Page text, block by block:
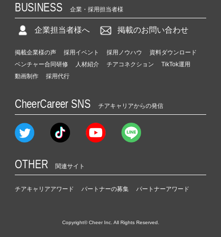
BUSINESS 企業・採用担当者様
企業担当者様へ 掲載のお問い合わせ
掲載企業様の声 採用イベント 採用ノウハウ
資料ダウンロード
ベンチャー合同研修
人材紹介 チアコネクション
TikTok運用
動画制作
採用代行
CheerCareer SNS チアキャリアからの発信
OTHER 関連サイト
チアキャリアアワード パートナーの募集 パートナーアワード
Copyright© Cheer Inc. All Rights Reserved.